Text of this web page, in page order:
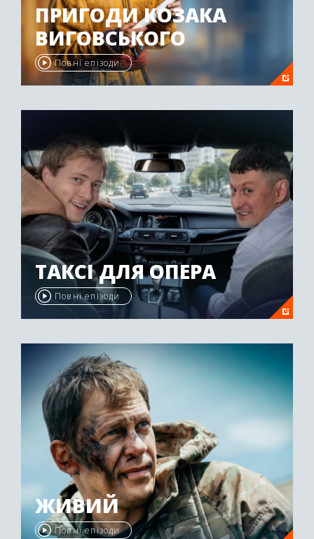
ПРИГОДИ КОЗАКА
ВИГОВСЬКОГО
Повні епізоди
ТАКСІ ДЛЯ ОПЕРА
Повні епізоди
ЖИВИЙ
Повні епізоди